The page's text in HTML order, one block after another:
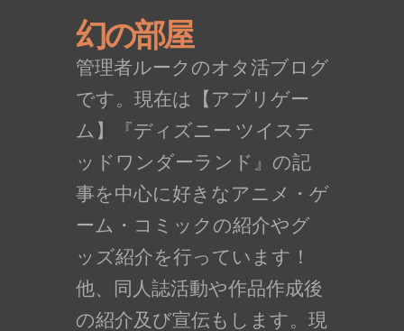
幻の部屋
管理者ルークのオタ活ブログ
です。現在は【アプリゲー
ム】『ディズニー ツイステ
ッドワンダーランド』の記
事を中心に好きなアニメ・ゲ
ーム・コミックの紹介やグ
ッズ紹介を行っています！
他、同人誌活動や作品作成後
の紹介及び宣伝もします。現